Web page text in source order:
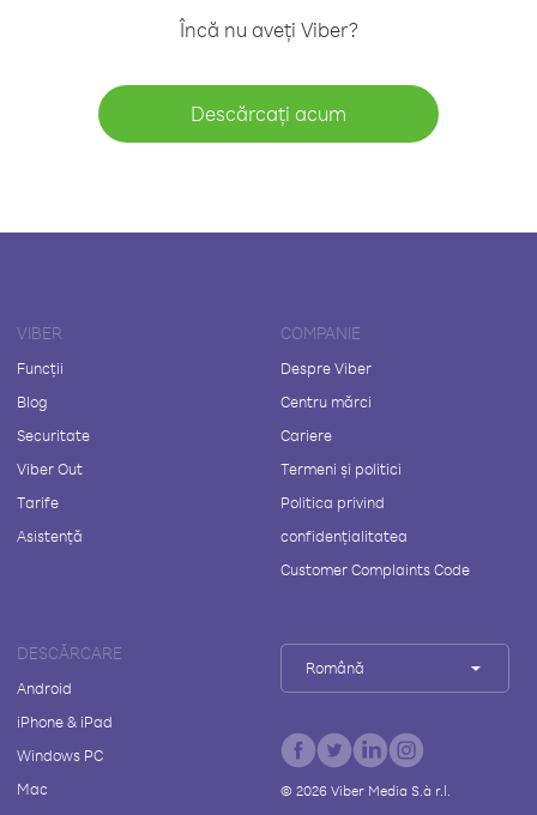
Încă nu aveți Viber?
Descărcați acum
VIBER
Funcții
Blog
Securitate
Viber Out
Tarife
Asistență
COMPANIE
Despre Viber
Centru mărci
Cariere
Termeni și politici
Politica privind
confidențialitatea
Customer Complaints Code
DESCĂRCARE
Android
iPhone & iPad
Windows PC
Mac
Română
© 2026Viber Media S.à r.l.